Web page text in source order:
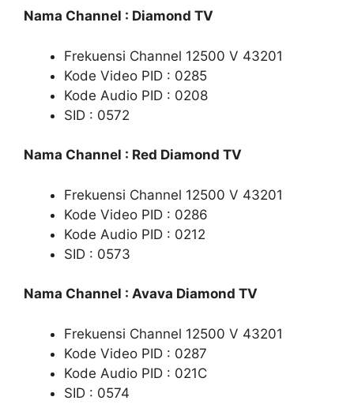
Nama Channel : Diamond TV
Frekuensi Channel 12500 V 43201
Kode Video PID : 0285
Kode Audio PID : 0208
SID : 0572
Nama Channel : Red Diamond TV
Frekuensi Channel 12500 V 43201
Kode Video PID : 0286
Kode Audio PID : 0212
SID : 0573
Nama Channel : Avava Diamond TV
Frekuensi Channel 12500 V 43201
Kode Video PID : 0287
Kode Audio PID : 021C
SID : 0574